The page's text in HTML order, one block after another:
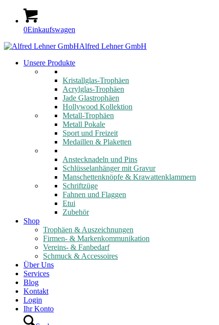
0Einkaufswagen
Alfred Lehner GmbH
Unsere Produkte
Kristallglas-Trophäen
Acrylglas-Trophäen
Jade Glastrophäen
Hollywood Kollektion
Metall-Trophäen
Metall Pokale
Sport und Freizeit
Medaillen & Plaketten
Anstecknadeln und Pins
Schlüsselanhänger mit Gravur
Manschettenknöpfe & Krawattenklammern
Schriftzüge
Fahnen und Flaggen
Etui
Zubehör
Shop
Trophäen & Auszeichnungen
Firmen- & Markenkommunikation
Vereins- & Fanbedarf
Schmuck & Accessoires
Über Uns
Services
Blog
Kontakt
Login
Ihr Konto